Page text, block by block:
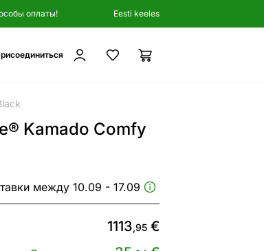
оплаты! Eesti keeles
Kamado Comfy
между 10.09 - 17.09
1113,95€